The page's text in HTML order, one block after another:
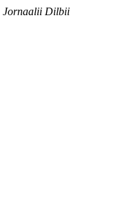
Jornaalii Dilbii